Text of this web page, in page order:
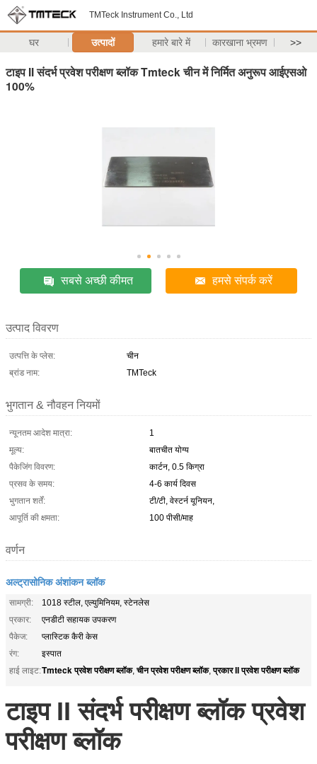
TMTeck Instrument Co., Ltd
घर उत्पादों हमारे बारे में कारखाना भ्रमण >>
टाइप II संदर्भ प्रवेश परीक्षण ब्लॉक Tmteck चीन में निर्मित अनुरूप आईएसओ
100%
सबसे अच्छी कीमत हमसे संपर्क करें
उत्पाद विवरण
उत्पत्ति के प्लेस:
चीन
ब्रांड नाम:
TMTeck
भुगतान & नौवहन नियमों
न्यूनतम आदेश मात्रा:
1
मूल्य:
बातचीत योग्य
पैकेजिंग विवरण:
कार्टन, 0.5 किग्रा
प्रसव के समय:
4-6 कार्य दिवस
भुगतान शर्तें:
टी/टी, वेस्टर्न यूनियन,
आपूर्ति की क्षमता:
100 पीसी/माह
वर्णन
अल्ट्रासोनिक अंशांकन ब्लॉक
सामग्री:
1018 स्टील, एल्युमिनियम, स्टेनलेस
प्रकार:
एनडीटी सहायक उपकरण
पैकेज:
प्लास्टिक कैरी केस
रंग:
इस्पात
हाई लाइट:Tmteck प्रवेश परीक्षण ब्लॉक,चीन प्रवेश परीक्षण ब्लॉक,प्रकार II प्रवेश परीक्षण ब्लॉक
टाइप II संदर्भ परीक्षण ब्लॉक प्रवेश
परीक्षण ब्लॉक